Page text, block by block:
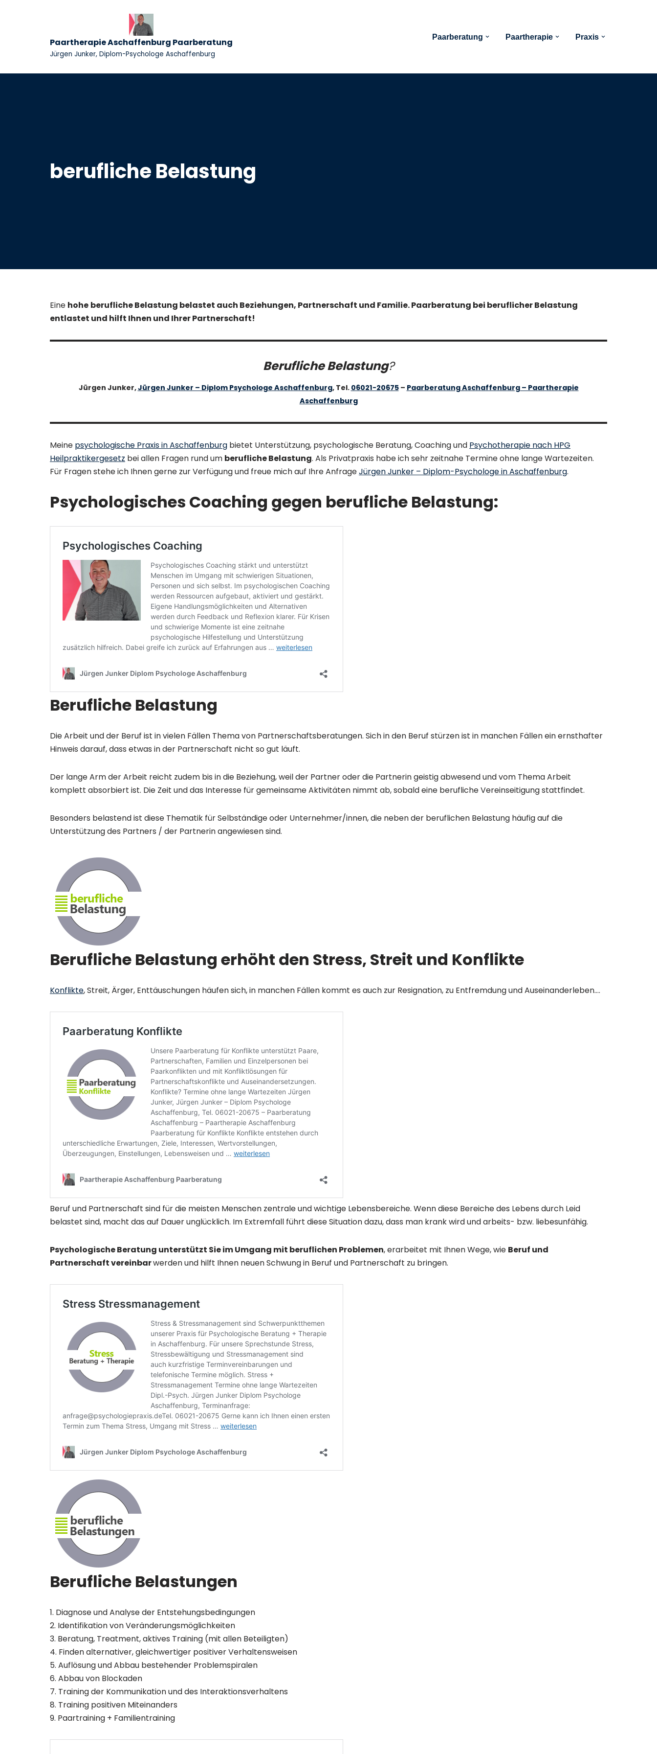
Paartherapie Aschaffenburg Paarberatung
Jürgen Junker, Diplom-Psychologe Aschaffenburg
Paarberatung Paartherapie Praxis
berufliche Belastung
Eine hohe berufliche Belastung belastet auch Beziehungen, Partnerschaft und Familie. Paarberatung bei beruflicher Belastung
entlastet und hilft Ihnen und Ihrer Partnerschaft!
Berufliche Belastung?
Jürgen Junker,Jürgen Junker – Diplom Psychologe Aschaffenburg, Tel. 06021-20675– Paarberatung Aschaffenburg – Paartherapie
Aschaffenburg
Meine psychologische Praxis in Aschaffenburg bietet Unterstützung, psychologische Beratung, Coaching und Psychotherapie nach HPG
Heilpraktikergesetz bei allen Fragen rund um berufliche Belastung. Als Privatpraxis habe ich sehr zeitnahe Termine ohne lange Wartezeiten.
Für Fragen stehe ich Ihnen gerne zur Verfügung und freue mich auf Ihre AnfrageJürgen Junker – Diplom-Psychologe in Aschaffenburg.
Psychologisches Coaching gegen berufliche Belastung:
Berufliche Belastung
Die Arbeit und der Beruf ist in vielen Fällen Thema von Partnerschaftsberatungen. Sich in den Beruf stürzen ist in manchen Fällen ein ernsthafter
Hinweis darauf, dass etwas in der Partnerschaft nicht so gut läuft.
Der lange Arm der Arbeit reicht zudem bis in die Beziehung, weil der Partner oder die Partnerin geistig abwesend und vom Thema Arbeit
komplett absorbiert ist. Die Zeit und das Interesse für gemeinsame Aktivitäten nimmt ab, sobald eine berufliche Vereinseitigung stattfindet.
Besonders belastend ist diese Thematik für Selbständige oder Unternehmer/innen, die neben der beruflichen Belastung häufig auf die
Unterstützung des Partners / der Partnerin angewiesen sind.
Berufliche Belastung erhöht den Stress, Streit und Konflikte
Konflikte, Streit, Ärger, Enttäuschungen häufen sich, in manchen Fällen kommt es auch zur Resignation, zu Entfremdung und Auseinanderleben….
Beruf und Partnerschaft sind für die meisten Menschen zentrale und wichtige Lebensbereiche. Wenn diese Bereiche des Lebens durch Leid
belastet sind, macht das auf Dauer unglücklich. Im Extremfall führt diese Situation dazu, dass man krank wird und arbeits- bzw. liebesunfähig.
Psychologische Beratung unterstützt Sie im Umgang mit beruflichen Problemen, erarbeitet mit Ihnen Wege, wie Beruf und
Partnerschaft vereinbarwerden und hilft Ihnen neuen Schwung in Beruf und Partnerschaft zu bringen.
Berufliche Belastungen
1. Diagnose und Analyse der Entstehungsbedingungen
2. Identifikation von Veränderungsmöglichkeiten
3. Beratung, Treatment, aktives Training (mit allen Beteiligten)
4. Finden alternativer, gleichwertiger positiver Verhaltensweisen
5. Auflösung und Abbau bestehender Problemspiralen
6. Abbau von Blockaden
7. Training der Kommunikation und des Interaktionsverhaltens
8. Training positiven Miteinanders
9. Paartraining + Familientraining